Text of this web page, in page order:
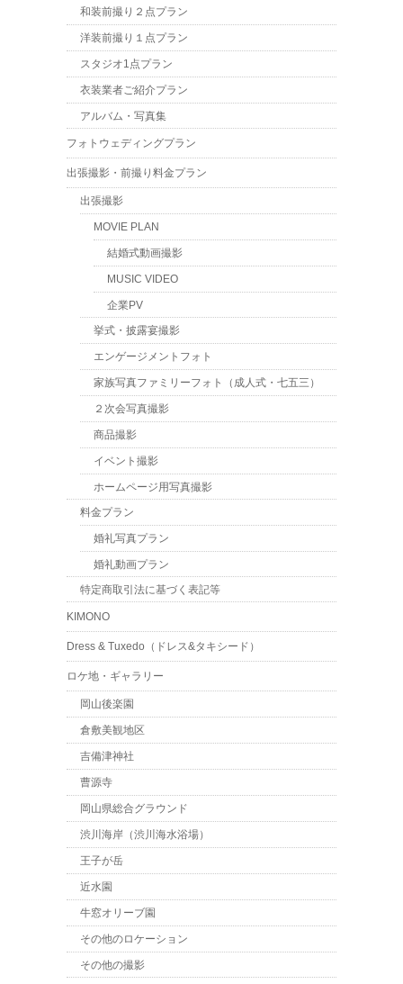
和装前撮り２点プラン
洋装前撮り１点プラン
スタジオ1点プラン
衣装業者ご紹介プラン
アルバム・写真集
フォトウェディングプラン
出張撮影・前撮り料金プラン
出張撮影
MOVIE PLAN
結婚式動画撮影
MUSIC VIDEO
企業PV
挙式・披露宴撮影
エンゲージメントフォト
家族写真ファミリーフォト（成人式・七五三）
２次会写真撮影
商品撮影
イベント撮影
ホームページ用写真撮影
料金プラン
婚礼写真プラン
婚礼動画プラン
特定商取引法に基づく表記等
KIMONO
Dress & Tuxedo（ドレス&タキシード）
ロケ地・ギャラリー
岡山後楽園
倉敷美観地区
吉備津神社
曹源寺
岡山県総合グラウンド
渋川海岸（渋川海水浴場）
王子が岳
近水園
牛窓オリーブ園
その他のロケーション
その他の撮影